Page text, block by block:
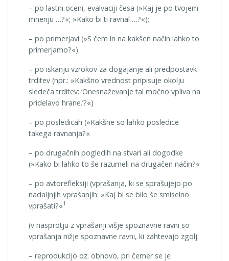
– po lastni oceni, evalvaciji česa (»Kaj je po tvojem
mnenju …?«; »Kako bi ti ravnal …?«);
– po primerjavi (»S čem in na kakšen način lahko to
primerjamo?«)
– po iskanju vzrokov za dogajanje ali predpostavk
trditev (npr.: »Kakšno vrednost pripisuje okolju
sledeča trditev: ‘Onesnaževanje tal močno vpliva na
pridelavo hrane.’?«)
– po posledicah (»Kakšne so lahko posledice
takega ravnanja?«
– po drugačnih pogledih na stvari ali dogodke
(»Kako bi lahko to še razumeli na drugačen način?«
– po avtorefleksiji (vprašanja, ki se sprašujejo po
nadaljnjih vprašanjih: »Kaj bi se bilo še smiselno
vprašati?«1
(v nasprotju z vprašanji višje spoznavne ravni so
vprašanja nižje spoznavne ravni, ki zahtevajo zgolj:
– reprodukcijo oz. obnovo, pri čemer se je